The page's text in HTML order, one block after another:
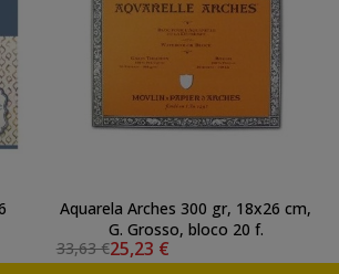
Aquarela Arches 300 gr, 18x26 cm,
G. Grosso, bloco 20 f.
33,63 €25,23 €